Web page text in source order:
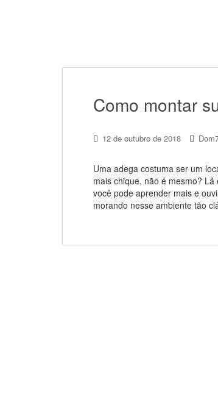
Como montar
12 de outubro de 2018
Uma adega costuma ser um
mais chique, não é mesmo?
você pode aprender mais e
morando nesse ambiente tão